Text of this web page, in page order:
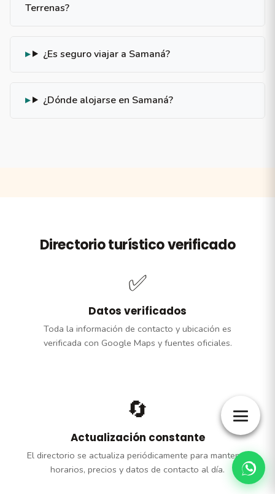
Terrenas?
¿Es seguro viajar a Samaná?
¿Dónde alojarse en Samaná?
Directorio turístico verificado
✅
Datos verificados
Toda la información de contacto y ubicación es
verificada con Google Maps y fuentes oficiales.
🔄
Actualización constante
El directorio se actualiza periódicamente para mantener
horarios, precios y datos de contacto al día.